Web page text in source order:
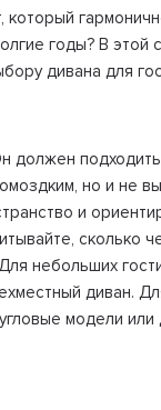
который
годы? В этой
дивана для
должен
но и не
и
сколько
небольших
диван.
модели или